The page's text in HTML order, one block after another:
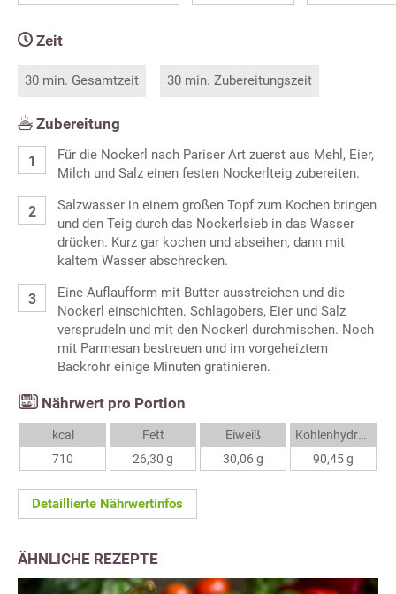
Zeit
30 min. Gesamtzeit 30 min. Zubereitungszeit
Zubereitung
Für die Nockerl nach Pariser Art zuerst aus Mehl, Eier,
Milch und Salz einen festen Nockerlteig zubereiten.
Salzwasser in einem großen Topf zum Kochen bringen
und den Teig durch das Nockerlsieb in das Wasser
drücken. Kurz gar kochen und abseihen, dann mit
kaltem Wasser abschrecken.
Eine Auflaufform mit Butter ausstreichen und die
Nockerl einschichten. Schlagobers, Eier und Salz
versprudeln und mit den Nockerl durchmischen. Noch
mit Parmesan bestreuen und im vorgeheiztem
Backrohr einige Minuten gratinieren.
Nährwert pro Portion
kcal
710
Fett
26,30 g
Eiweiß
30,06 g
Kohlenhydrate
90,45 g
Detaillierte Nährwertinfos
ÄHNLICHE REZEPTE